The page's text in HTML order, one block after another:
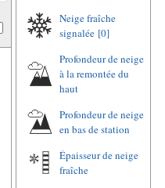
Neige fraîche
signalée [0]
Profondeur de neige
à la remontée du
haut
Profondeur de neige
en bas de station
Épaisseur de neige
fraîche